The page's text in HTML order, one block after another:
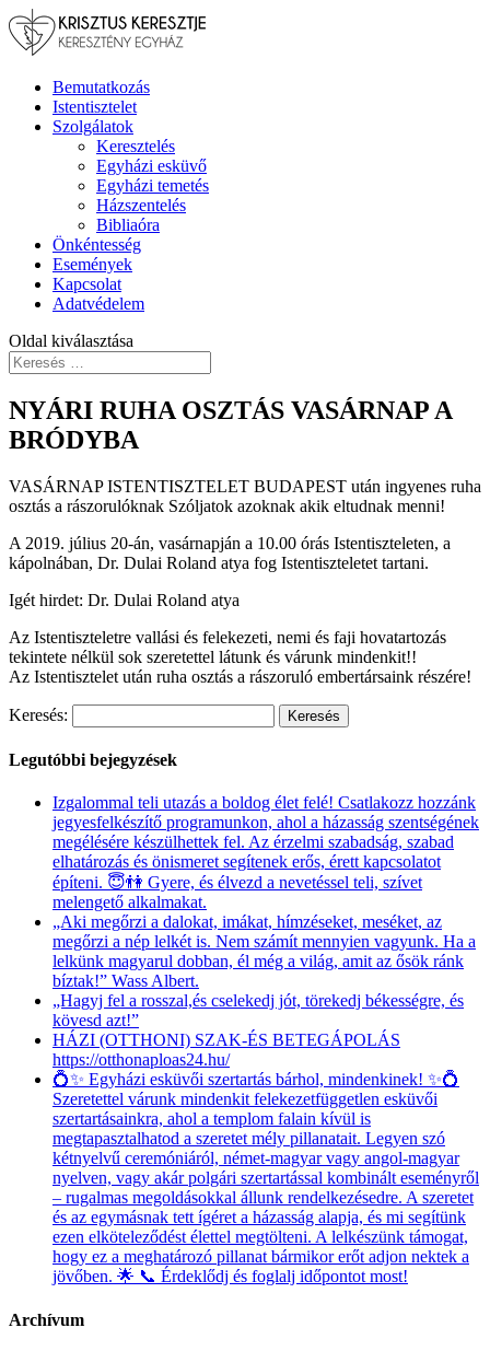
Bemutatkozás
Istentisztelet
Szolgálatok
Keresztelés
Egyházi esküvő
Egyházi temetés
Házszentelés
Bibliaóra
Önkéntesség
Események
Kapcsolat
Adatvédelem
Oldal kiválasztása
NYÁRI RUHA OSZTÁS VASÁRNAP A
BRÓDYBA
VASÁRNAP ISTENTISZTELET BUDAPEST után ingyenes ruha
osztás a rászorulóknak Szóljatok azoknak akik eltudnak menni!
A 2019. július 20-án, vasárnapján a 10.00 órás Istentiszteleten, a
kápolnában, Dr. Dulai Roland atya fog Istentiszteletet tartani.
Igét hirdet: Dr. Dulai Roland atya
Az Istentiszteletre vallási és felekezeti, nemi és faji hovatartozás
tekintete nélkül sok szeretettel látunk és várunk mindenkit!!
Az Istentisztelet után ruha osztás a rászoruló embertársaink részére!
Keresés:
Legutóbbi bejegyzések
Izgalommal teli utazás a boldog élet felé! Csatlakozz hozzánk
jegyesfelkészítő programunkon, ahol a házasság szentségének
megélésére készülhettek fel. Az érzelmi szabadság, szabad
elhatározás és önismeret segítenek erős, érett kapcsolatot
építeni. 😇👫 Gyere, és élvezd a nevetéssel teli, szívet
melengető alkalmakat.
„Aki megőrzi a dalokat, imákat, hímzéseket, meséket, az
megőrzi a nép lelkét is. Nem számít mennyien vagyunk. Ha a
lelkünk magyarul dobban, él még a világ, amit az ősök ránk
bíztak!” Wass Albert.
„Hagyj fel a rosszal,és cselekedj jót, törekedj békességre, és
kövesd azt!”
HÁZI (OTTHONI) SZAK-ÉS BETEGÁPOLÁS
https://otthonaploas24.hu/
💍✨ Egyházi esküvői szertartás bárhol, mindenkinek! ✨💍
Szeretettel várunk mindenkit felekezetfüggetlen esküvői
szertartásainkra, ahol a templom falain kívül is
megtapasztalhatod a szeretet mély pillanatait. Legyen szó
kétnyelvű ceremóniáról, német-magyar vagy angol-magyar
nyelven, vagy akár polgári szertartással kombinált eseményről
– rugalmas megoldásokkal állunk rendelkezésedre. A szeretet
és az egymásnak tett ígéret a házasság alapja, és mi segítünk
ezen elköteleződést élettel megtölteni. A lelkészünk támogat,
hogy ez a meghatározó pillanat bármikor erőt adjon nektek a
jövőben. 🌟 📞 Érdeklődj és foglalj időpontot most!
Archívum